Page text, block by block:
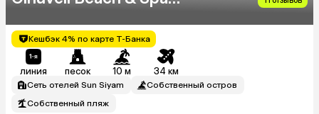
Кешбэк 4% по карте Т-Банка
линия песок 10 м 34 км
Сеть отелей Sun Siyam
Собственный остров
Собственный пляж